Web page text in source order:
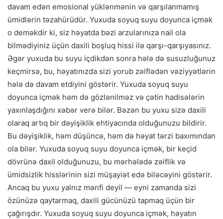
davam edən emosional yüklənmənin və qarşılanmamış
ümidlərin təzahürüdür. Yuxuda soyuq suyu doyunca içmək
o deməkdir ki, siz həyatda bəzi arzularınıza nail ola
bilmədiyiniz üçün daxili boşluq hissi ilə qarşı-qarşıyasınız.
Əgər yuxuda bu suyu içdikdən sonra hələ də susuzluğunuz
keçmirsə, bu, həyatınızda sizi yorub zəiflədən vəziyyətlərin
hələ də davam etdiyini göstərir. Yuxuda soyuq suyu
doyunca içmək həm də gözlənilməz və çətin hadisələrin
yaxınlaşdığını xəbər verə bilər. Bəzən bu yuxu sizə daxili
olaraq artıq bir dəyişiklik ehtiyacında olduğunuzu bildirir.
Bu dəyişiklik, həm düşüncə, həm də həyat tərzi baxımından
ola bilər. Yuxuda soyuq suyu doyunca içmək, bir keçid
dövrünə daxil olduğunuzu, bu mərhələdə zəiflik və
ümidsizlik hisslərinin sizi müşayiət edə biləcəyini göstərir.
Ancaq bu yuxu yalnız mənfi deyil — eyni zamanda sizi
özünüzə qaytarmaq, daxili gücünüzü tapmaq üçün bir
çağırışdır. Yuxuda soyuq suyu doyunca içmək, həyatın